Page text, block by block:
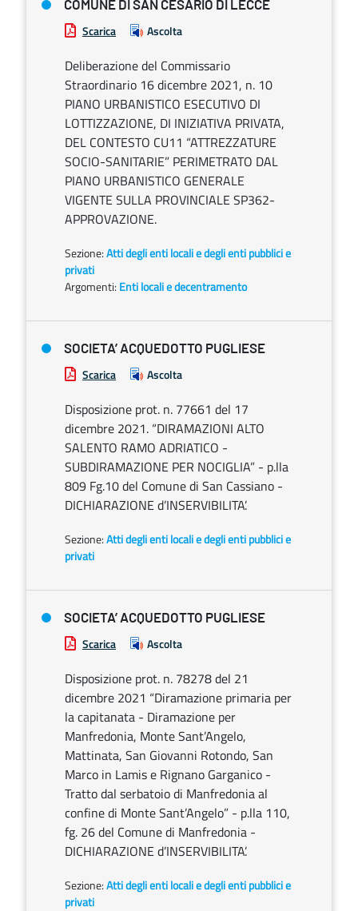
COMUNE DI SAN CESARIO DI LECCE
Scarica Ascolta
Deliberazione del Commissario
Straordinario 16 dicembre 2021, n. 10
PIANO URBANISTICO ESECUTIVO DI
LOTTIZZAZIONE, DI INIZIATIVA PRIVATA,
DEL CONTESTO CU11 “ATTREZZATURE
SOCIO-SANITARIE” PERIMETRATO DAL
PIANO URBANISTICO GENERALE
VIGENTE SULLA PROVINCIALE SP362-
APPROVAZIONE.
Sezione:Atti degli enti locali e degli enti pubblici e
privati
Argomenti: Enti locali e decentramento
SOCIETA’ ACQUEDOTTO PUGLIESE
Scarica Ascolta
Disposizione prot. n. 77661 del 17
dicembre 2021. “DIRAMAZIONI ALTO
SALENTO RAMO ADRIATICO -
SUBDIRAMAZIONE PER NOCIGLIA” - p.lla
809 Fg.10 del Comune di San Cassiano -
DICHIARAZIONE d’INSERVIBILITA’.
Sezione:Atti degli enti locali e degli enti pubblici e
privati
SOCIETA’ ACQUEDOTTO PUGLIESE
Scarica Ascolta
Disposizione prot. n. 78278 del 21
dicembre 2021 “Diramazione primaria per
la capitanata - Diramazione per
Manfredonia, Monte Sant’Angelo,
Mattinata, San Giovanni Rotondo, San
Marco in Lamis e Rignano Garganico -
Tratto dal serbatoio di Manfredonia al
confine di Monte Sant’Angelo” - p.lla 110,
fg. 26 del Comune di Manfredonia -
DICHIARAZIONE d’INSERVIBILITA’.
Sezione:Atti degli enti locali e degli enti pubblici e
privati